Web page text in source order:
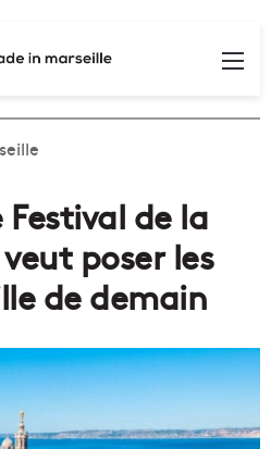
de la
poser les
de demain